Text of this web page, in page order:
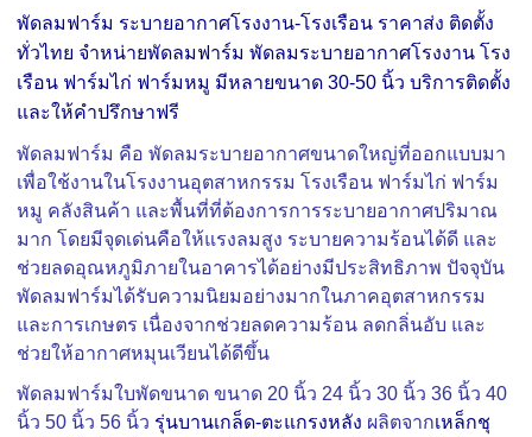
พัดลมฟาร์ม ระบายอากาศโรงงาน-โรงเรือน ราคาส่ง ติดตั้ง
ทั่วไทย จำหน่ายพัดลมฟาร์ม พัดลมระบายอากาศโรงงาน โรง
เรือน ฟาร์มไก่ ฟาร์มหมู มีหลายขนาด 30-50 นิ้ว บริการติดตั้ง
และให้คำปรึกษาฟรี
พัดลมฟาร์ม คือ พัดลมระบายอากาศขนาดใหญ่ที่ออกแบบมา
เพื่อใช้งานในโรงงานอุตสาหกรรม โรงเรือน ฟาร์มไก่ ฟาร์ม
หมู คลังสินค้า และพื้นที่ที่ต้องการการระบายอากาศปริมาณ
มาก โดยมีจุดเด่นคือให้แรงลมสูง ระบายความร้อนได้ดี และ
ช่วยลดอุณหภูมิภายในอาคารได้อย่างมีประสิทธิภาพ ปัจจุบัน
พัดลมฟาร์มได้รับความนิยมอย่างมากในภาคอุตสาหกรรม
และการเกษตร เนื่องจากช่วยลดความร้อน ลดกลิ่นอับ และ
ช่วยให้อากาศหมุนเวียนได้ดีขึ้น
พัดลมฟาร์มใบพัดขนาด ขนาด 20 นิ้ว 24 นิ้ว 30 นิ้ว 36 นิ้ว 40
นิ้ว 50 นิ้ว 56 นิ้ว รุ่นบานเกล็ด-ตะแกรงหลัง ผลิตจากเหล็กชุ